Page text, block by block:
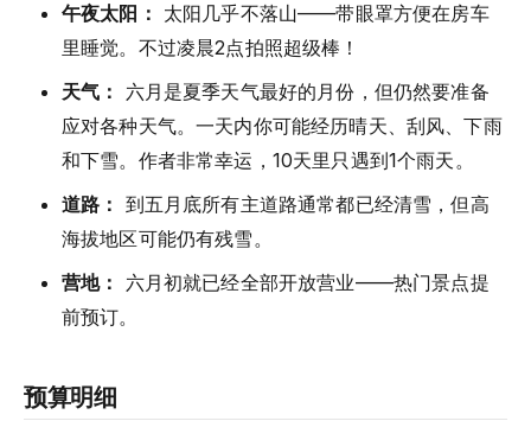
午夜太阳： 太阳几乎不落山——带眼罩方便在房车
里睡觉。不过凌晨2点拍照超级棒！
天气：
六月是夏季天气最好的月份，但仍然要准备
应对各种天气。一天内你可能经历晴天、刮风、下雨
和下雪。作者非常幸运，10天里只遇到1个雨天。
道路： 到五月底所有主道路通常都已经清雪，但高
海拔地区可能仍有残雪。
营地：
六月初就已经全部开放营业——热门景点提
前预订。
预算明细